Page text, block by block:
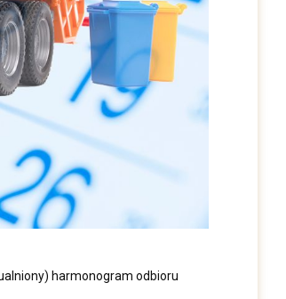
harmonogram odbioru